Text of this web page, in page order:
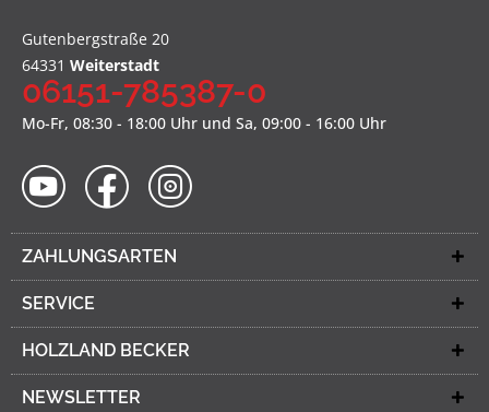
Gutenbergstraße 20
64331 Weiterstadt
06151-785387-0
Mo-Fr, 08:30 - 18:00 Uhr und Sa, 09:00 - 16:00 Uhr
ZAHLUNGSARTEN
SERVICE
HOLZLAND BECKER
NEWSLETTER